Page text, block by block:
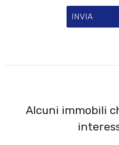
INVIA
Alcuni immobili